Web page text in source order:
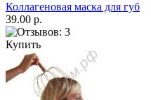
Коллагеновая маска для губ
39.00 р.
Купить